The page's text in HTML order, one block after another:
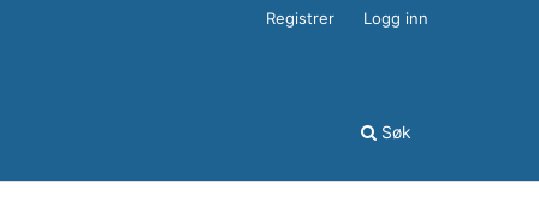
Søk
Registrer Logg inn